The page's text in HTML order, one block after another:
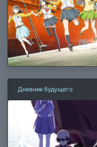
Дневник будущего